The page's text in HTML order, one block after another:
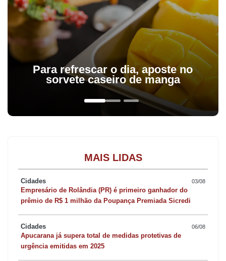
A operação, segundo a polícia, começou na BR-369, em
Arapongas, e terminou na PR-218, em Astorga.
Conforma a PRF, foram encontradas na carroceria 2.242 kg da
droga, que estava guardada em caixas de frutas e legumes. Os
entorpecentes e o veículo foram apreendidos e encaminhados à
Os agentes informaram que o motorista conseguiu fugir e até o
A PRF Londrina apreendeu 64,5 toneladas de maconha no ano
O crime de tráfico tem pena prevista de reclusão de 05 a 15
anos.
Para refrescar o dia, aposte no
sorvete caseiro de manga
MAIS LIDAS
Cidades 03/08
Empresário de Rolândia (PR) é primeiro ganhador do
prêmio de R$ 1 milhão da Poupança Premiada Sicredi
Cidades 06/08
Apucarana já supera total de medidas protetivas de
urgência emitidas em 2025